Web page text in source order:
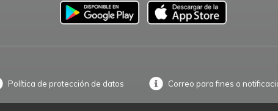
Política de protección de datos Correo para fines o